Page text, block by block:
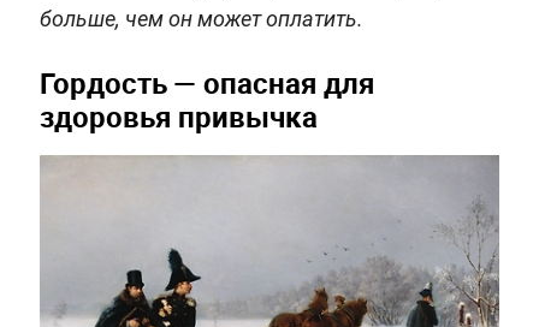
больше, чем он может оплатить.
Гордость — опасная для
здоровья привычка